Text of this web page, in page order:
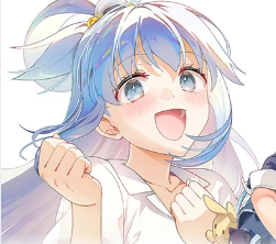
異澤